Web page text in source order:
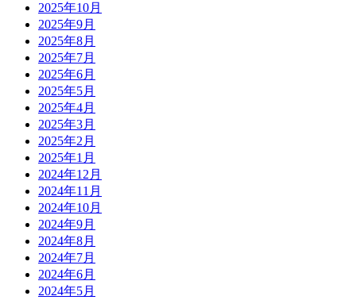
2025年10月
2025年9月
2025年8月
2025年7月
2025年6月
2025年5月
2025年4月
2025年3月
2025年2月
2025年1月
2024年12月
2024年11月
2024年10月
2024年9月
2024年8月
2024年7月
2024年6月
2024年5月